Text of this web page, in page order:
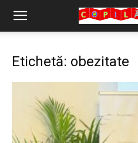
Copilărie.org
Etichetă: obezitate